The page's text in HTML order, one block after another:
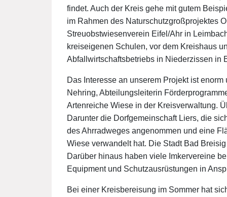
findet. Auch der Kreis gehe mit gutem
im Rahmen des Naturschutzgroßprojektes
Streuobstwiesenverein Eifel/Ahr in
kreiseigenen Schulen, vor dem Kreishaus
Abfallwirtschaftsbetriebs in Niederzissen in
Das Interesse an unserem Projekt ist
Nehring, Abteilungsleiterin
Artenreiche Wiese in der Kreisverwaltung.
Darunter die Dorfgemeinschaft Liers, die
des Ahrradweges angenommen und eine
Wiese verwandelt hat. Die Stadt Bad
Darüber hinaus haben viele Imkervereine
Equipment und Schutzausrüstungen in
Bei einer Kreisbereisung im Sommer hat